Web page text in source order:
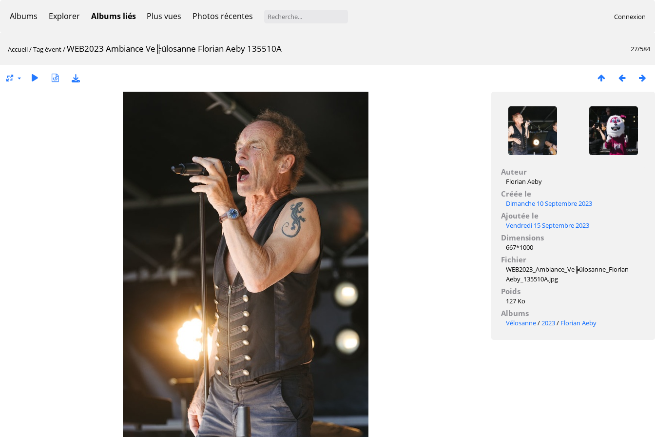
Albums Explorer Albums liés Plus vues Photos récentes Connexion
27/584
Accueil/Tagévent/WEB2023 Ambiance Ve╠ülosanne Florian Aeby 135510A
Auteur
Florian Aeby
Créée le
Dimanche 10 Septembre 2023
Ajoutée le
Vendredi 15 Septembre 2023
Dimensions
667*1000
Fichier
WEB2023_Ambiance_Ve╠ülosanne_Florian
Aeby_135510A.jpg
Poids
127 Ko
Albums
Vélosanne/2023/ Florian Aeby